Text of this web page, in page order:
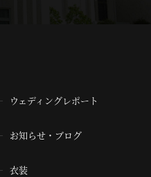
ウェディングレポート
お知らせ・ブログ
衣装